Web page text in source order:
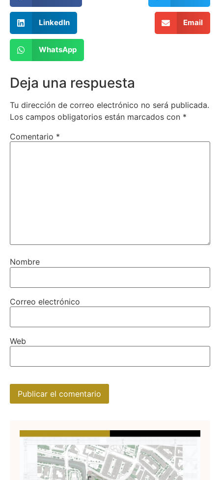
LinkedIn Email
WhatsApp
Deja una respuesta
Tu dirección de correo electrónico no será publicada.
Los campos obligatorios están marcados con *
Comentario *
Nombre
Correo electrónico
Web